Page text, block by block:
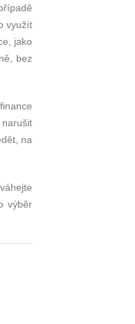
využít
jako
bez
na
výběr